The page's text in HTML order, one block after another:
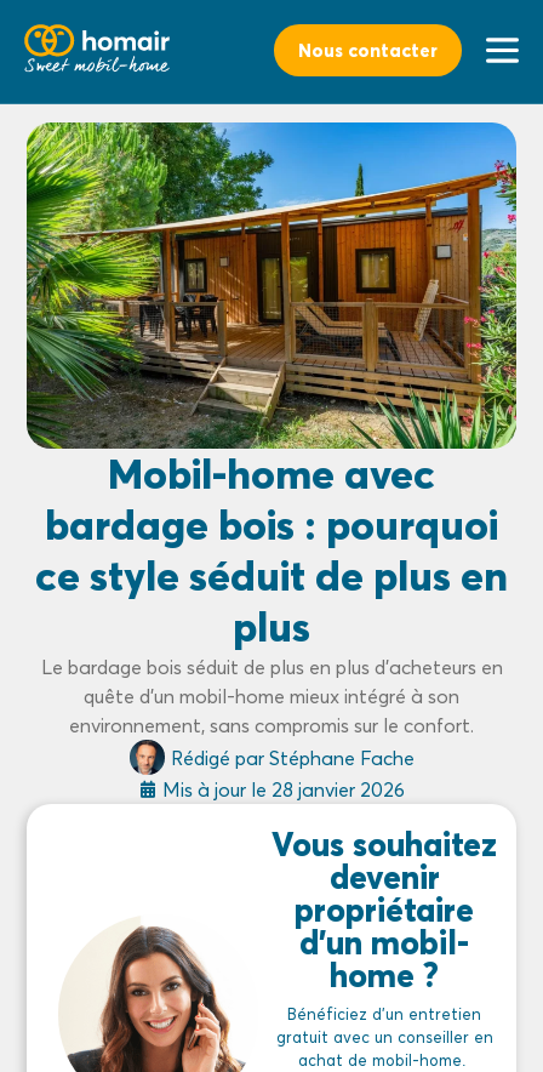
Nous contacter
Mobil-home avec
bardage bois : pourquoi
ce style séduit de plus en
plus
Le bardage bois séduit de plus en plus d’acheteurs en
quête d’un mobil-home mieux intégré à son
environnement, sans compromis sur le confort.
Rédigé par Stéphane Fache
Mis à jour le 28 janvier 2026
Vous souhaitez
devenir
propriétaire
d'un mobil-
home ?
Bénéficiez d’un entretien
gratuit avec un conseiller en
achat de mobil-home.